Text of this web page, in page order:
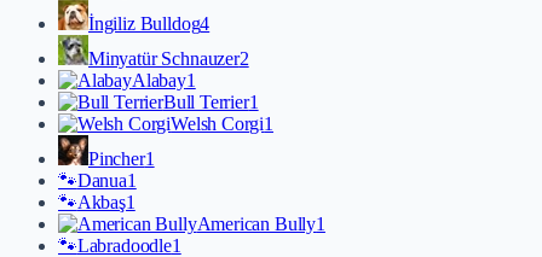
İngiliz Bulldog4
Minyatür Schnauzer2
Alabay1
Bull Terrier1
Welsh Corgi1
Pincher1
🐾Danua1
🐾Akbaş1
American Bully1
🐾Labradoodle1